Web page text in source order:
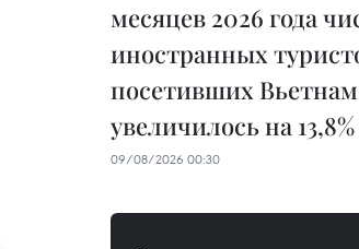
месяцев 2026 года
иностранных
посетивших
увеличилось на 13,8%
09/08/2026 00:30